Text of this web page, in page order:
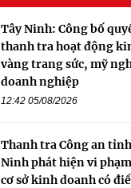
Tây Ninh: Công bố
thanh tra hoạt động
vàng trang sức, mỹ
doanh nghiệp
12:42 05/08/2026
Thanh tra Công an
Ninh phát hiện vi
cơ sở kinh doanh có